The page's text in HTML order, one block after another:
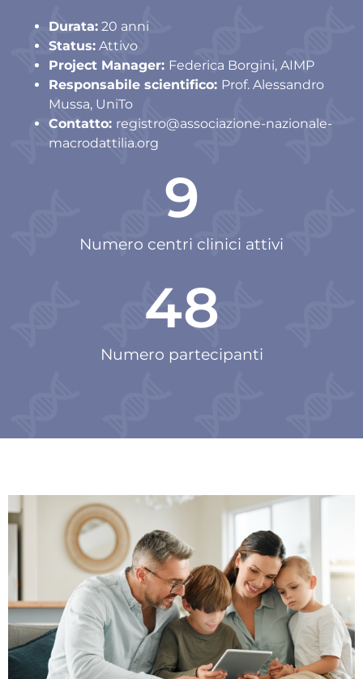
Durata: 20 anni
Status: Attivo
Project Manager: Federica Borgini, AIMP
Responsabile scientifico: Prof. Alessandro
Mussa, UniTo
Contatto: registro@associazione-nazionale-
macrodattilia.org
Numero centri clinici attivi
9
Numero partecipanti
48